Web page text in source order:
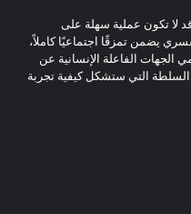
لا تكون عملية سهلة على
يضمن تمزقًا اجتماعيًا كاملاً،
الجهات الفاعلة الإنسانية عن
السلطة التي ستشكل كيفية تجربة